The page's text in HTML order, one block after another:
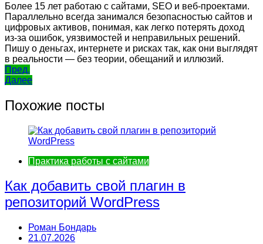
Более 15 лет работаю с сайтами, SEO и веб-проектами.
Параллельно всегда занимался безопасностью сайтов и
цифровых активов, понимая, как легко потерять доход
из-за ошибок, уязвимостей и неправильных решений.
Пишу о деньгах, интернете и рисках так, как они выглядят
в реальности — без теории, обещаний и иллюзий.
Навигация
по
записям
Пред.
Далее
Похожие посты
Практика работы с сайтами
Как добавить свой плагин в
репозиторий WordPress
Роман Бондарь
21.07.2026